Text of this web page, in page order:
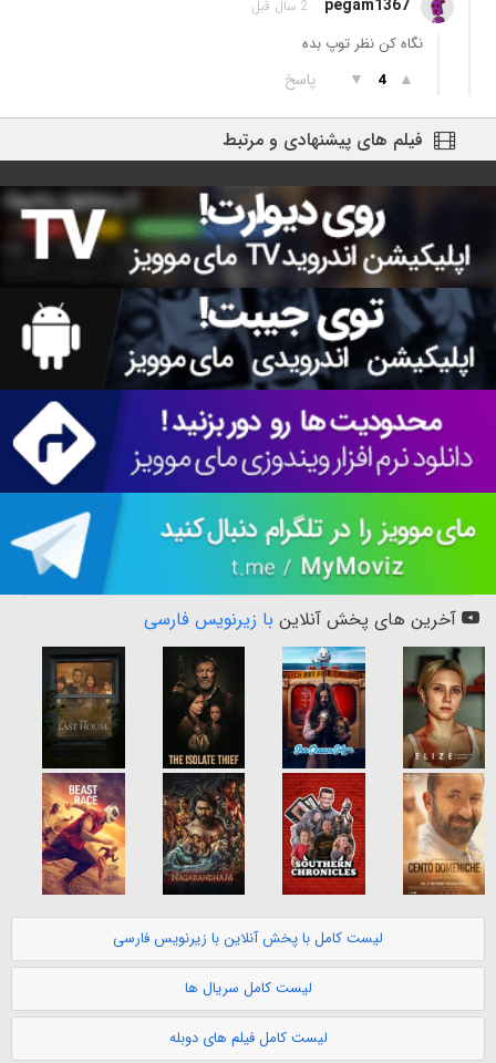
pegam1367 2 سال قبل
نگاه کن نظر توپ بده
▲
4
▼ پاسخ
فیلم های پیشنهادی و مرتبط
آخرین های پخش آنلاین با زیرنویس فارسی
لیست کامل با پخش آنلاین با زیرنویس فارسی
لیست کامل سریال ها
لیست کامل فیلم های دوبله